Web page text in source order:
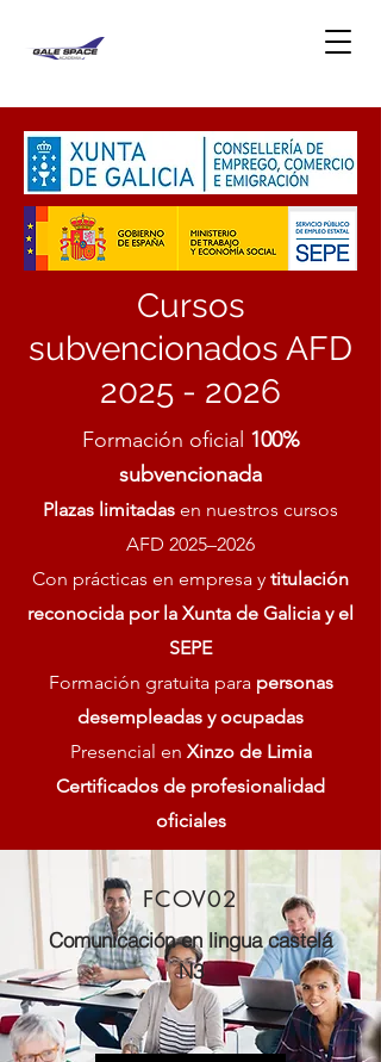
Cursos
subvencionados AFD
2025 - 2026
Formación oficial 100%
subvencionada
Plazas limitadas en nuestros cursos
AFD 2025–2026
Con prácticas en empresa y titulación
reconocida por la Xunta de Galicia y el
SEPE
Formación gratuita para personas
desempleadas y ocupadas
Presencial en Xinzo de Limia
Certificados de profesionalidad
oficiales
FCOV02
Comunicación en lingua castelá
N3